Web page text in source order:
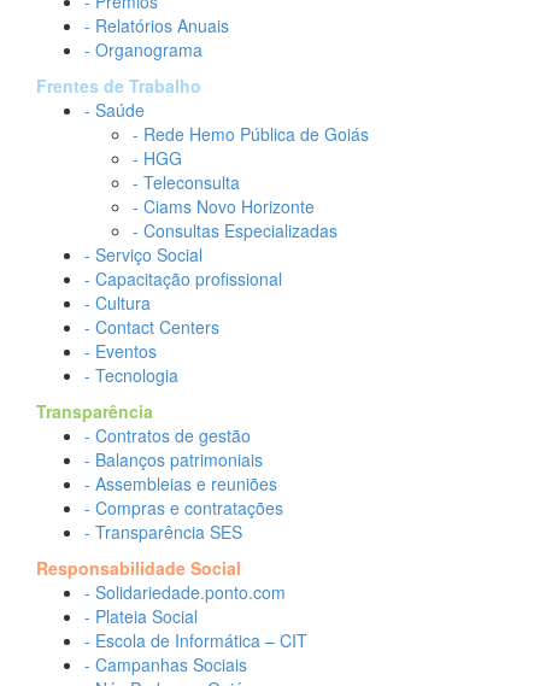
- Relatórios Anuais
- Organograma
Frentes de Trabalho
- Saúde
- Rede Hemo Pública de Goiás
- HGG
- Teleconsulta
- Ciams Novo Horizonte
- Consultas Especializadas
- Serviço Social
- Capacitação profissional
- Cultura
- Contact Centers
- Eventos
- Tecnologia
Transparência
- Contratos de gestão
- Balanços patrimoniais
- Assembleias e reuniões
- Compras e contratações
- Transparência SES
Responsabilidade Social
- Solidariedade.ponto.com
- Plateia Social
- Escola de Informática – CIT
- Campanhas Sociais